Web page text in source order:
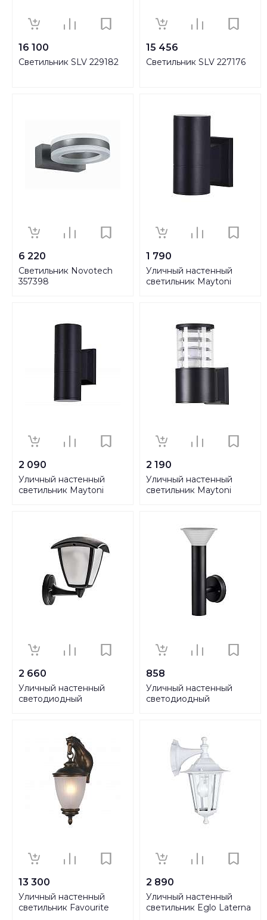
16 100
Светильник SLV 229182
15 456
Светильник SLV 227176
6 220
Светильник Novotech
357398
1 790
Уличный настенный
светильник Maytoni
2 090
Уличный настенный
светильник Maytoni
2 190
Уличный настенный
светильник Maytoni
2 660
Уличный настенный
светодиодный
858
Уличный настенный
светодиодный
13 300
Уличный настенный
светильник Favourite
2 890
Уличный настенный
светильник Eglo Laterna